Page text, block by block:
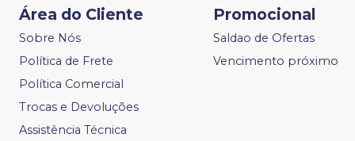
Área do Cliente
Sobre Nós
Política de Frete
Política Comercial
Trocas e Devoluções
Assistência Técnica
Promocional
Saldao de Ofertas
Vencimento próximo